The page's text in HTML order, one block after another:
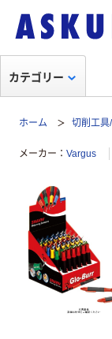
カテゴリー
ホーム 切削工具
メーカー Vargus